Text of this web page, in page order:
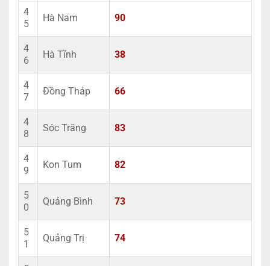
4
5
Hà Nam 90
4
6
Hà Tĩnh 38
4
7
Đồng Tháp 66
4
8
Sóc Trăng 83
4
9
Kon Tum 82
5
0
Quảng Bình 73
5
1
Quảng Trị 74